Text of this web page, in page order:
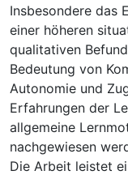
Insbesondere das
einer höheren
qualitativen
Bedeutung von
Autonomie und
Erfahrungen der
allgemeine
nachgewiesen
Die Arbeit leistet